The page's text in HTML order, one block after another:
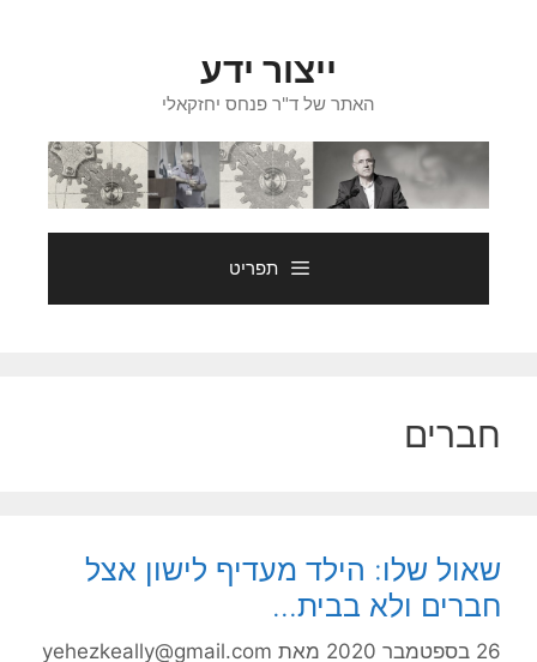
ייצור ידע
האתר של ד"ר פנחס יחזקאלי
תפריט
חברים
שאול שלו: הילד מעדיף לישון אצל
חברים ולא בבית…
26 בספטמבר 2020 מאת yehezkeally@gmail.com